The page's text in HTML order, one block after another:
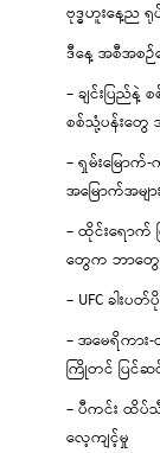
ဗုဒ္ဓဟူးနေ့ည
ဒီနေ့ အစီအစ
– ချင်းပြည်
စစ်သုံ့ပန်းတွေ
– ရှမ်းမြော
အမြောက်အမျာ
– ထိုင်းရော
တွေက ဘာတွ
– UFC ခါးပ
– အမေရိကာ
ကြိုတင် ပြင်
– ပီကင်း ထိပ်
လေ့ကျင့်မှု